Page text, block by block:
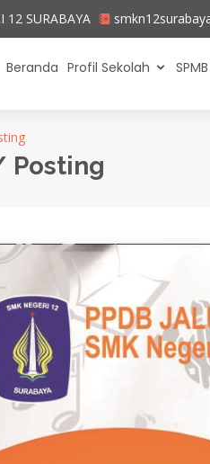
12 SURABAYA
Beranda Profil Sekolah
Posting